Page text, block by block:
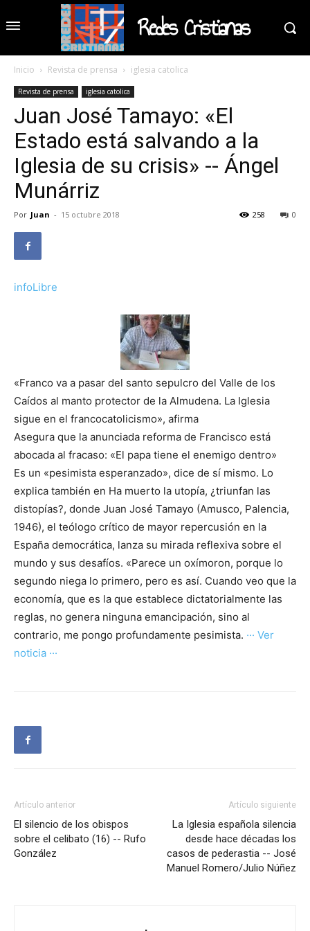
Redes Cristianas
Inicio Revista de prensa iglesia catolica
Revista de prensa iglesia catolica
Juan José Tamayo: «El
Estado está salvando a la
Iglesia de su crisis» -- Ángel
Munárriz
Por Juan - 15 octubre 2018 0
258
infoLibre
«Franco va a pasar del santo sepulcro del Valle de los
Caídos al manto protector de la Almudena. La Iglesia
sigue en el francocatolicismo», afirma
Asegura que la anunciada reforma de Francisco está
abocada al fracaso: «El papa tiene el enemigo dentro»
Es un «pesimista esperanzado», dice de sí mismo. Lo
explica también en Ha muerto la utopía, ¿triunfan las
distopías?, donde Juan José Tamayo (Amusco, Palencia,
1946), el teólogo crítico de mayor repercusión en la
España democrática, lanza su mirada reflexiva sobre el
mundo y sus desafíos. «Parece un oxímoron, porque lo
segundo niega lo primero, pero es así. Cuando veo que la
economía, que es la que establece dictatorialmente las
reglas, no genera ninguna emancipación, sino al
contrario, me pongo profundamente pesimista. ··· Ver
noticia ···
Artículo anterior
El silencio de los obispos
sobre el celibato (16) -- Rufo
González
Artículo siguiente
La Iglesia española silencia
desde hace décadas los
casos de pederastia -- José
Manuel Romero/Julio Núñez